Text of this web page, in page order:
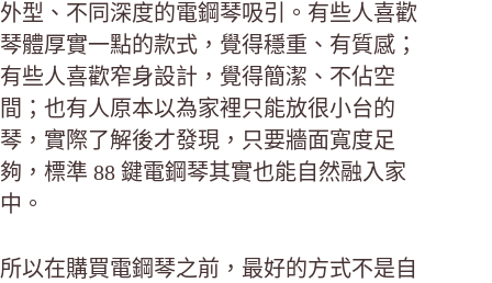
外型、不同深度的電鋼琴吸引。有些人喜歡
琴體厚實一點的款式，覺得穩重、有質感；
有些人喜歡窄身設計，覺得簡潔、不佔空
間；也有人原本以為家裡只能放很小台的
琴，實際了解後才發現，只要牆面寬度足
夠，標準 88 鍵電鋼琴其實也能自然融入家
中。
所以在購買電鋼琴之前，最好的方式不是自